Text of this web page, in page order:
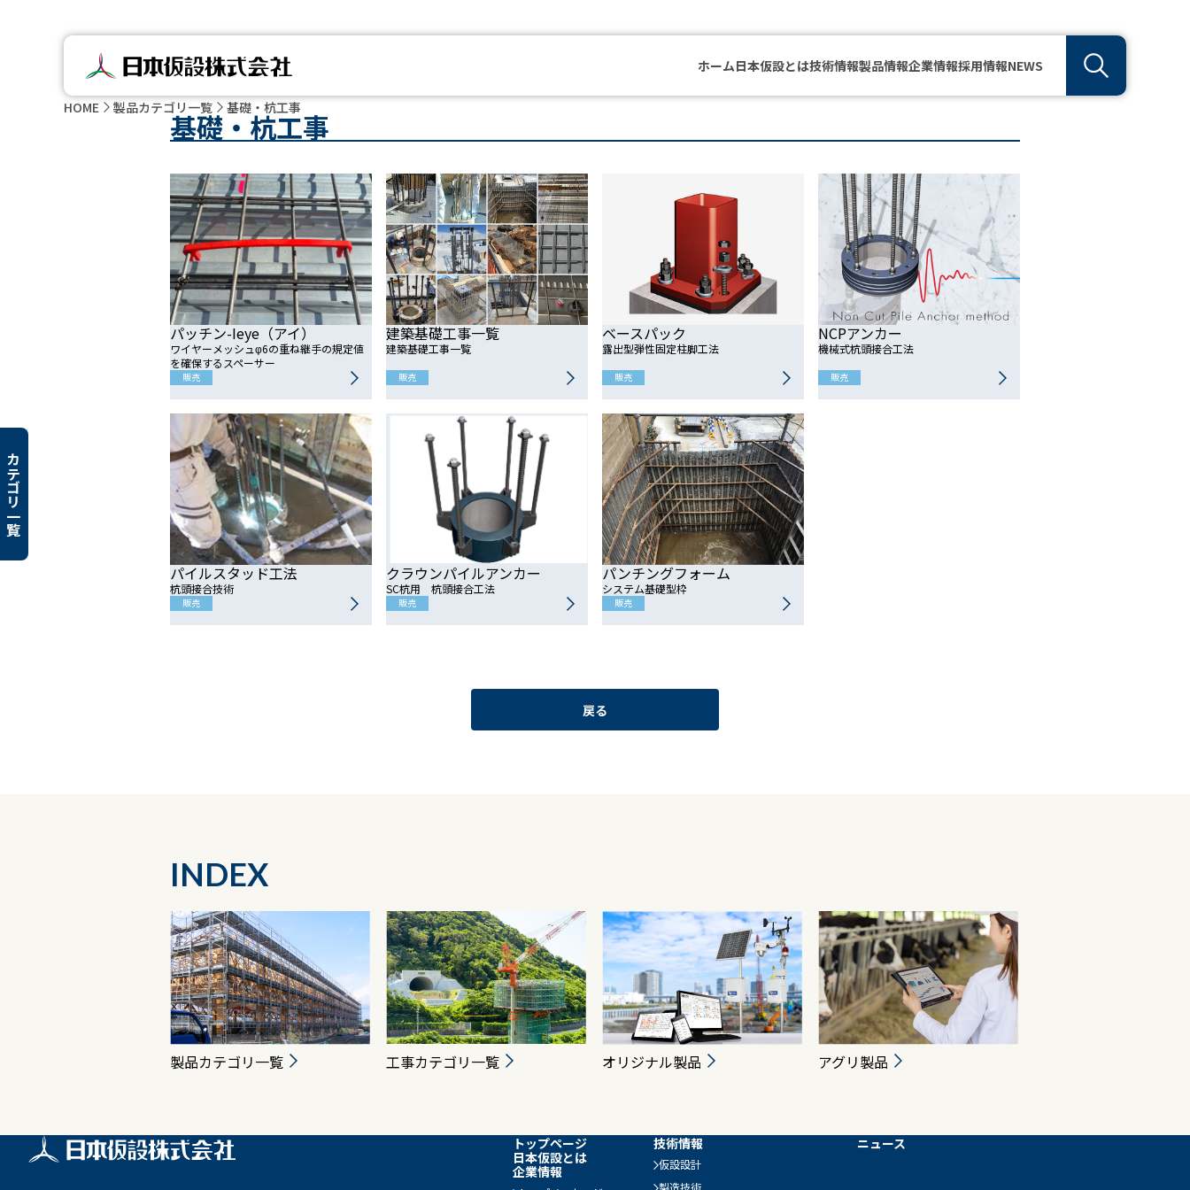
ホーム日本仮設とは技術情報製品情報企業情報採用情報NEWS
HOME 製品カテゴリ一覧 基礎・杭工事
基礎・杭工事
パッチン-Ieye（アイ）
ワイヤーメッシュφ6の重ね継手の規定値
を確保するスペーサー
販売
建築基礎工事一覧
建築基礎工事一覧
販売
ベースパック
露出型弾性固定柱脚工法
販売
NCPアンカー
機械式杭頭接合工法
販売
パイルスタッド工法
杭頭接合技術
販売
クラウンパイルアンカー
SC杭用 杭頭接合工法
販売
パンチングフォーム
システム基礎型枠
販売
戻る
INDEX
製品カテゴリ一覧 工事カテゴリ一覧 オリジナル製品 アグリ製品
トップページ
日本仮設とは
企業情報
技術情報
仮設設計
製造技術
ニュース
カテゴリ一覧